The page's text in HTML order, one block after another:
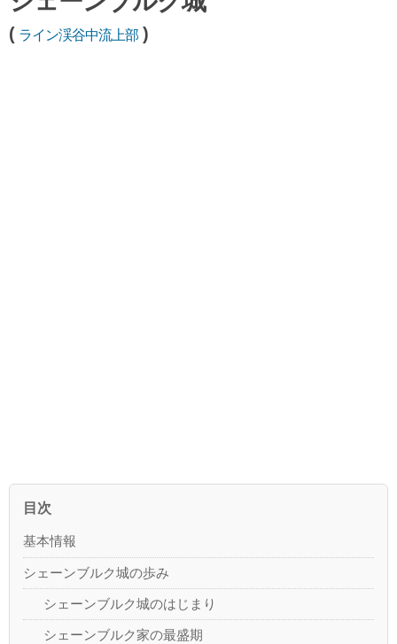
( ライン渓谷中流上部 )
目次
基本情報
シェーンブルク城の歩み
シェーンブルク城のはじまり
シェーンブルク家の最盛期